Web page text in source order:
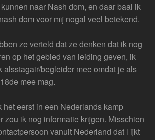
naar Nash dom, en daar baal ik
dom voor mij nogal veel betekend.
ze verteld dat ze denken dat ik nog
op het gebied van leiding geven, ik
alsstagair/begleider mee omdat je als
mee mag.
het eerst in een Nederlands kamp
zou ik nog informatie krijgen. Misschien
vanuit Nederland dat l ijkt